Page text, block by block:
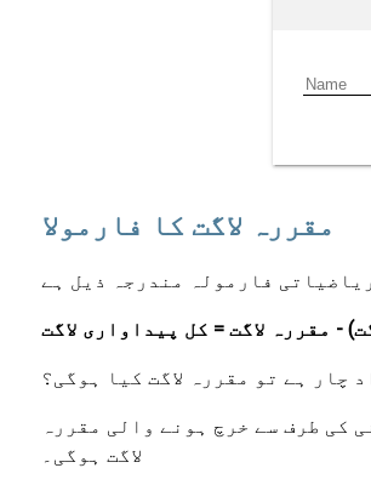
مقررہ لاگت کا فارمولا
5000 سے گھٹائیں، جس کے نتیجے میں 3000 ہو جائیں گے جو کمپنی کی طرف سے خرچ ہونے والی مقررہ
لاگت ہوگی۔